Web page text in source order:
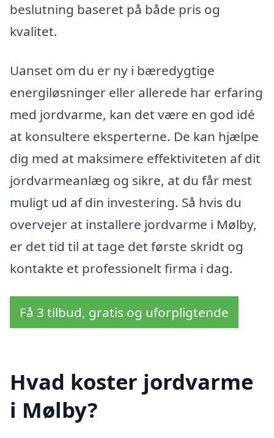
beslutning baseret på både pris og
kvalitet.
Uanset om du er ny i bæredygtige
energiløsninger eller allerede har erfaring
med jordvarme, kan det være en god idé
at konsultere eksperterne. De kan hjælpe
dig med at maksimere effektiviteten af dit
jordvarmeanlæg og sikre, at du får mest
muligt ud af din investering. Så hvis du
overvejer at installere jordvarme i Mølby,
er det tid til at tage det første skridt og
kontakte et professionelt firma i dag.
Få 3 tilbud, gratis og uforpligtende
Hvad koster jordvarme
i Mølby?